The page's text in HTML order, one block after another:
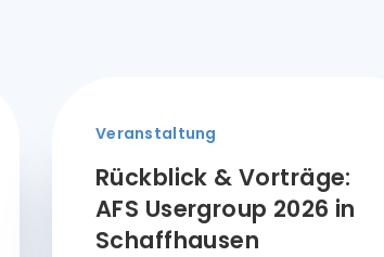
Veranstaltung
Rückblick & Vorträge:
AFS Usergroup 2026 in
Schaffhausen